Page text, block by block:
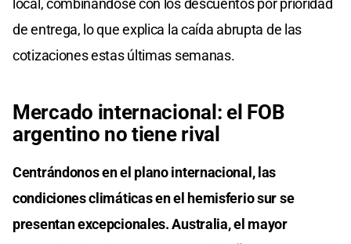
local, combinándose con los descuentos por prioridad
de entrega, lo que explica la caída abrupta de las
cotizaciones estas últimas semanas.
Mercado internacional: el FOB
argentino no tiene rival
Centrándonos en el plano internacional, las
condiciones climáticas en el hemisferio sur se
presentan excepcionales. Australia, el mayor